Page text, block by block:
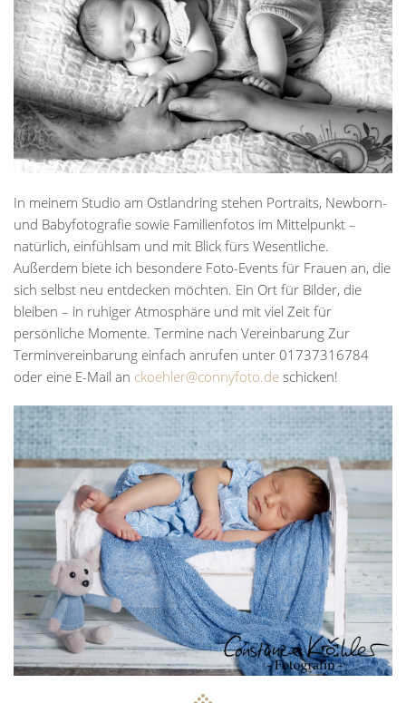
In meinem Studio am Ostlandring stehen Portraits, Newborn-
und Babyfotografie sowie Familienfotos im Mittelpunkt –
natürlich, einfühlsam und mit Blick fürs Wesentliche.
Außerdem biete ich besondere Foto-Events für Frauen an, die
sich selbst neu entdecken möchten. Ein Ort für Bilder, die
bleiben – in ruhiger Atmosphäre und mit viel Zeit für
persönliche Momente. Termine nach Vereinbarung Zur
Terminvereinbarung einfach anrufen unter 01737316784
oder eine E-Mail an ckoehler@connyfoto.de schicken!